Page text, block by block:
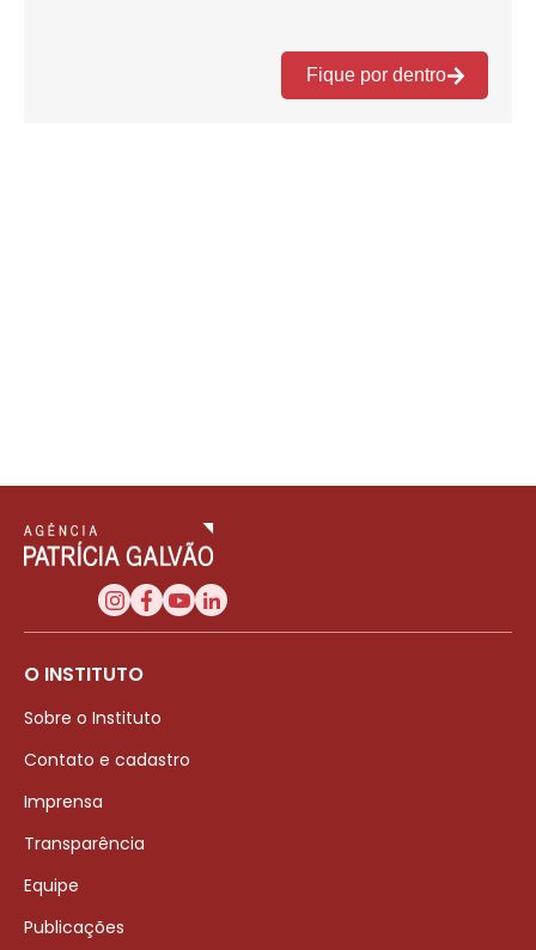
O INSTITUTO
Sobre o Instituto
Contato e cadastro
Imprensa
Transparência
Equipe
Publicações